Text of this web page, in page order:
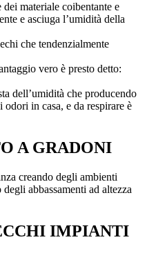
materiale coibentante e
e asciuga l’umidità della
che tendenzialmente
vero è presto detto:
dell’umidità che producendo
in casa, e da respirare è
A GRADONI
creando degli ambienti
abbassamenti ad altezza
IMPIANTI